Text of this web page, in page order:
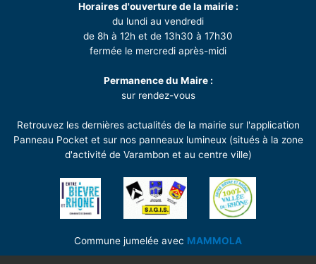
Horaires d'ouverture de la mairie :
du lundi au vendredi
de 8h à 12h et de 13h30 à 17h30
fermée le mercredi après-midi
Permanence du Maire :
sur rendez-vous
Retrouvez les dernières actualités de la mairie sur l'application
Panneau Pocket et sur nos panneaux lumineux (situés à la zone
d'activité de Varambon et au centre ville)
Commune jumelée avec MAMMOLA